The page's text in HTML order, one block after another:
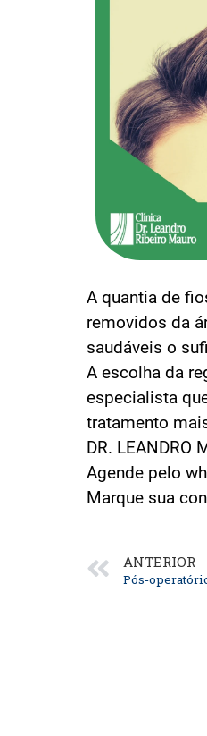
A quantia de
removidos da
saudáveis o
A escolha da
especialista
tratamento
DR. LEANDRO
Agende pelo
Marque sua
ANTERIOR
Pós-